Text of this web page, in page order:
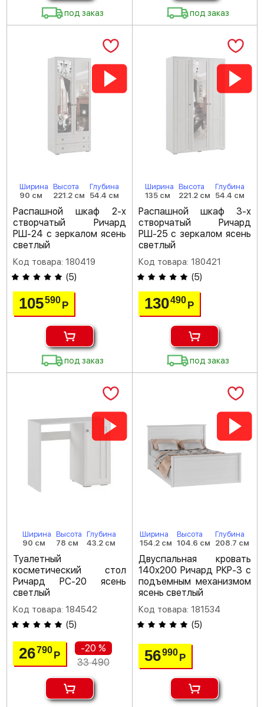
под заказ под заказ
Ширина
90 см
Высота
221.2 см
Глубина
54.4 см
Распашной шкаф 2-х
створчатый Ричард
РШ-24 с зеркалом ясень
светлый
Код товара: 180419
(5)
105590Р
под заказ
Ширина
135 см
Высота
221.2 см
Глубина
54.4 см
Распашной шкаф 3-х
створчатый Ричард
РШ-25 с зеркалом ясень
светлый
Код товара: 180421
(5)
130490 Р
под заказ
Ширина
90 см
Высота
78 см
Глубина
43.2 см
Туалетный
косметический стол
Ричард РС-20 ясень
светлый
Код товара: 184542
(5)
26790Р
-20 %
33 490
Ширина
154.2 см
Высота
104.6 см
Глубина
208.7 см
Двуспальная кровать
140х200 Ричард РКР-3 с
подъемным механизмом
ясень светлый
Код товара: 181534
(5)
56990 Р